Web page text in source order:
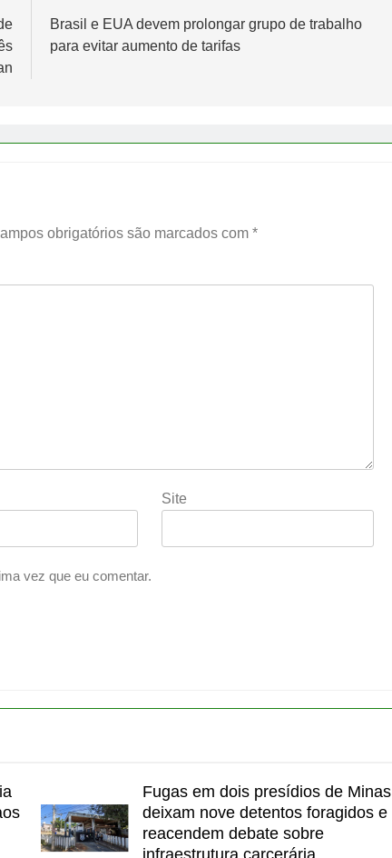
Brasil e EUA devem prolongar grupo de trabalho
para evitar aumento de tarifas
obrigatórios são marcados com *
Site
vez que eu comentar.
Fugas em dois presídios de Minas
deixam nove detentos foragidos e
reacendem debate sobre